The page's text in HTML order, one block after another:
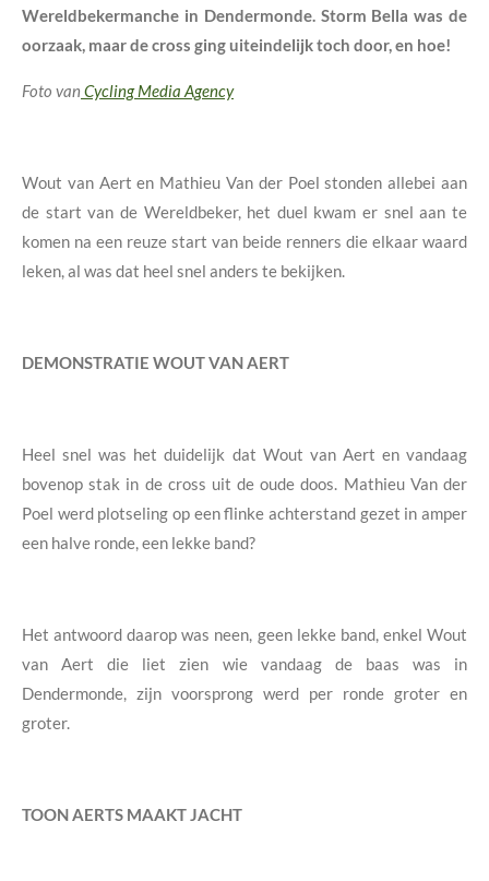
Wereldbekermanche in Dendermonde. Storm Bella was de
oorzaak, maar de cross ging uiteindelijk toch door, en hoe!
Foto van Cycling Media Agency
Wout van Aert en Mathieu Van der Poel stonden allebei aan
de start van de Wereldbeker, het duel kwam er snel aan te
komen na een reuze start van beide renners die elkaar waard
leken, al was dat heel snel anders te bekijken.
DEMONSTRATIE WOUT VAN AERT
Heel snel was het duidelijk dat Wout van Aert en vandaag
bovenop stak in de cross uit de oude doos. Mathieu Van der
Poel werd plotseling op een flinke achterstand gezet in amper
een halve ronde, een lekke band?
Het antwoord daarop was neen, geen lekke band, enkel Wout
van Aert die liet zien wie vandaag de baas was in
Dendermonde, zijn voorsprong werd per ronde groter en
groter.
TOON AERTS MAAKT JACHT